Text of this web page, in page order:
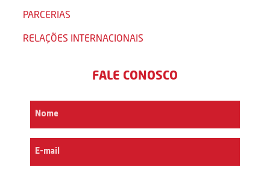
PARCERIAS
RELAÇÕES INTERNACIONAIS
FALE CONOSCO